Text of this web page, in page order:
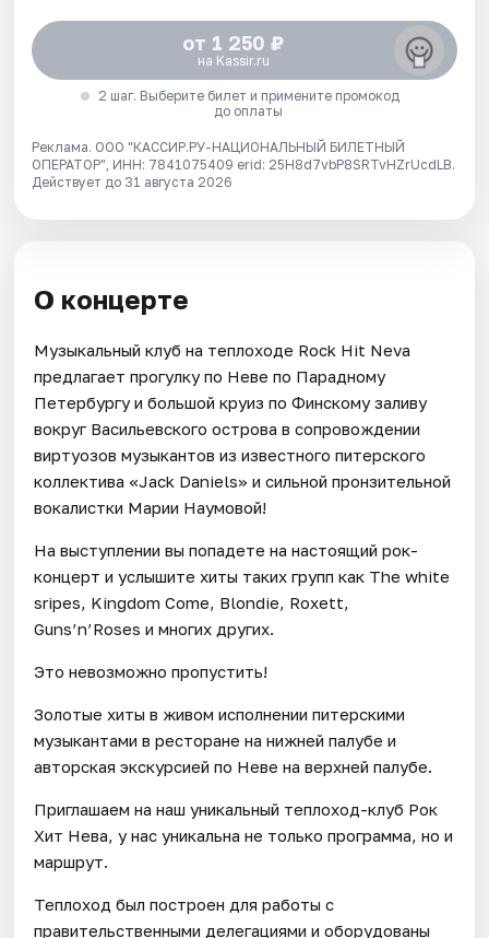
от 1 250 ₽
на Kassir.ru
2 шаг. Выберите билет и примените промокод
до оплаты
Реклама. ООО "КАССИР.РУ-НАЦИОНАЛЬНЫЙ БИЛЕТНЫЙ
ОПЕРАТОР", ИНН: 7841075409 erid: 25H8d7vbP8SRTvHZrUcdLB.
Действует до 31 августа 2026
О концерте
Музыкальный клуб на теплоходе Rock Hit Neva
предлагает прогулку по Неве по Парадному
Петербургу и большой круиз по Финскому заливу
вокруг Васильевского острова в сопровождении
виртуозов музыкантов из известного питерского
коллектива «Jack Daniels» и сильной пронзительной
вокалистки Марии Наумовой!
На выступлении вы попадете на настоящий рок-
концерт и услышите хиты таких групп как The white
sripes, Kingdom Come, Blondie, Roxett,
Guns’n’Roses и многих других.
Это невозможно пропустить!
Золотые хиты в живом исполнении питерскими
музыкантами в ресторане на нижней палубе и
авторская экскурсией по Неве на верхней палубе.
Приглашаем на наш уникальный теплоход-клуб Рок
Хит Нева, у нас уникальна не только программа, но и
маршрут.
Теплоход был построен для работы с
правительственными делегациями и оборудованы